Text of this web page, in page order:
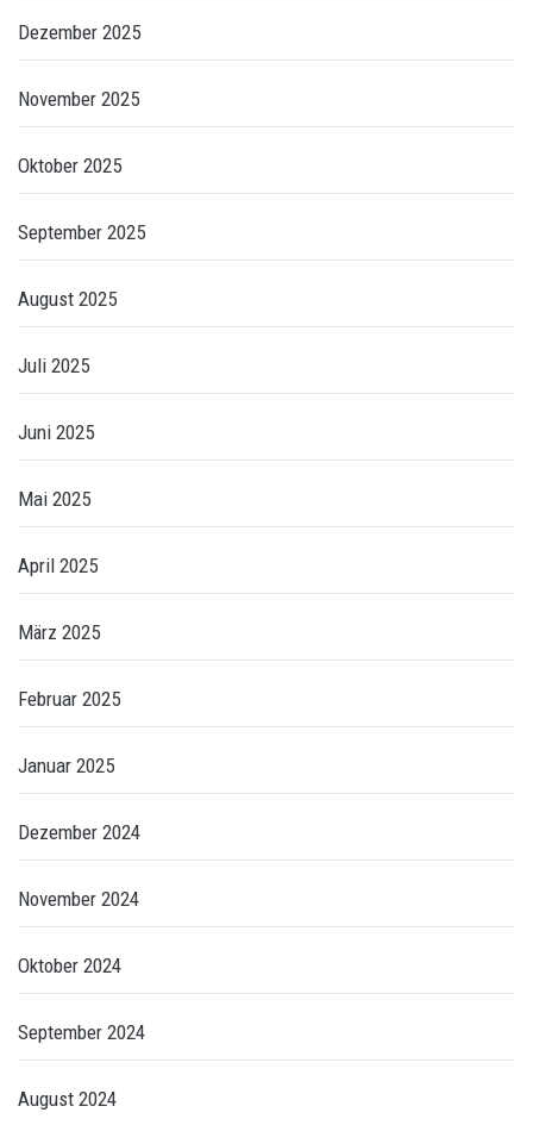
Dezember 2025
November 2025
Oktober 2025
September 2025
August 2025
Juli 2025
Juni 2025
Mai 2025
April 2025
März 2025
Februar 2025
Januar 2025
Dezember 2024
November 2024
Oktober 2024
September 2024
August 2024